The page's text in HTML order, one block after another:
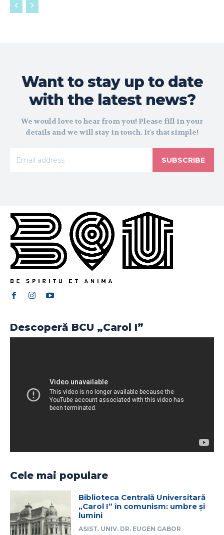
Want to stay up to date
with the latest news?
We would love to hear from you! Please fill in your
details and we will stay in touch. It's that simple!
SUBSCRIBE
Descoperă BCU „Carol I”
Cele mai populare
Biblioteca Centrală Universitară
„Carol I” în comunism: umbre și
lumini
ASIST. UNIV. DR. EUGEN GABOR